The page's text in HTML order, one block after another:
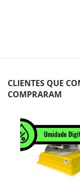
CLIENTES QUE
COMPRARAM